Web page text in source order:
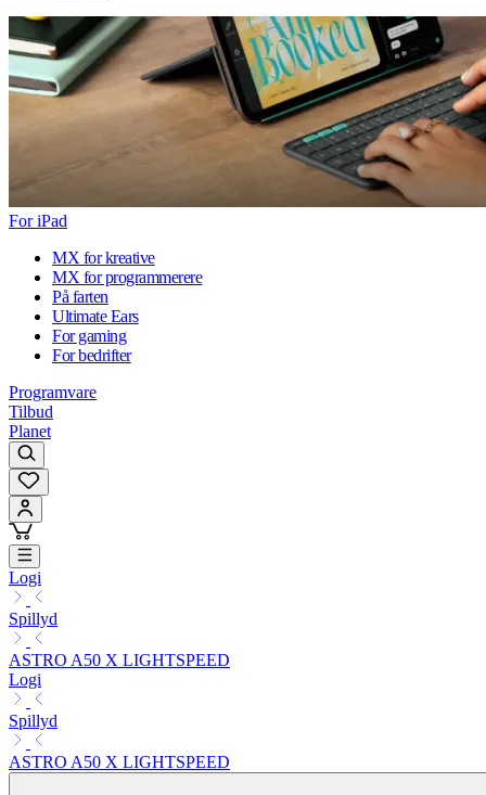
For iPad
MX for kreative
MX for programmerere
På farten
Ultimate Ears
For gaming
For bedrifter
Programvare
Tilbud
Planet
Logi
Spillyd
ASTRO A50 X LIGHTSPEED
Logi
Spillyd
ASTRO A50 X LIGHTSPEED